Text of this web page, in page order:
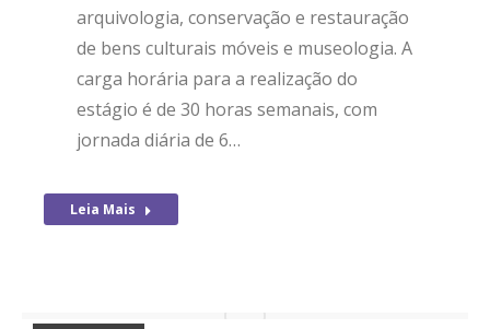
arquivologia, conservação e restauração
de bens culturais móveis e museologia. A
carga horária para a realização do
estágio é de 30 horas semanais, com
jornada diária de 6…
Leia Mais